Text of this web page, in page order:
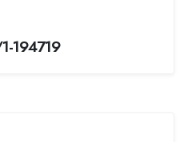
194719